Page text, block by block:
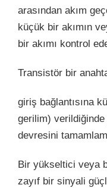
arasından akım
küçük bir akımın
bir akımı kontrol
Transistör bir
giriş bağlantısına
gerilim) verildiğinde
devresini
Bir yükseltici veya
zayıf bir sinyali